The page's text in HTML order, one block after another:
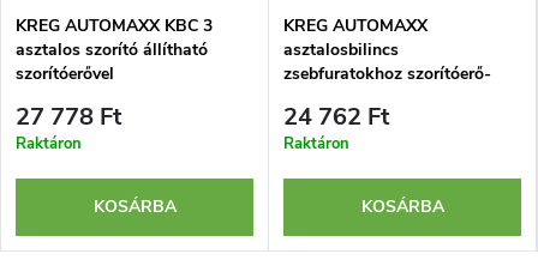
KREG AUTOMAXX KBC 3
asztalos szorító állítható
szorítóerővel
27 778 Ft
Raktáron
KOSÁRBA
KREG AUTOMAXX
asztalosbilincs
zsebfuratokhoz szorítóerő-
24 762 Ft
Raktáron
KOSÁRBA